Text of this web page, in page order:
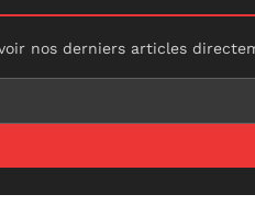
nos derniers articles